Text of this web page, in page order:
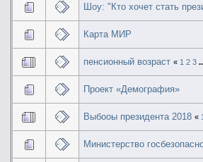
Шоу: "Кто хочет стать
Карта МИР
пенсионный возраст« 1 2 3
Проект «Демография»
Выбооы президента 2018 « 1
Министерство